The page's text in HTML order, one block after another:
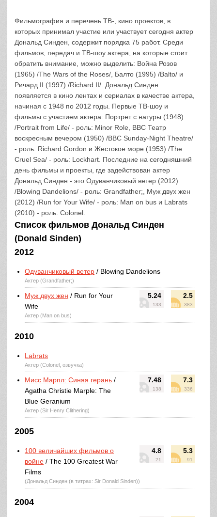
Фильмография и перечень ТВ-, кино проектов, в
которых принимал участие или участвует сегодня актер
Дональд Синден, содержит порядка 75 работ. Среди
фильмов, передач и ТВ-шоу актера, на которые стоит
обратить внимание, можно выделить: Война Розов
(1965) /The Wars of the Roses/, Балто (1995) /Balto/ и
Ричард II (1997) /Richard II/. Дональд Синден
появляется в кино лентах и сериалах в качестве актера,
начиная с 1948 по 2012 годы. Первые ТВ-шоу и
фильмы с участием актера: Портрет с натуры (1948)
/Portrait from Life/ - роль: Minor Role, BBC Театр
воскресным вечером (1950) /BBC Sunday-Night Theatre/
- роль: Richard Gordon и Жестокое море (1953) /The
Cruel Sea/ - роль: Lockhart. Последние на сегодняшний
день фильмы и проекты, где задействован актер
Дональд Синден - это Одуванчиковый ветер (2012)
/Blowing Dandelions/ - роль: Grandfather;, Муж двух жен
(2012) /Run for Your Wife/ - роль: Man on bus и Labrats
(2010) - роль: Colonel.
Список фильмов Дональд Синден
(Donald Sinden)
2012
Одуванчиковый ветер / Blowing Dandelions
Актер (Grandfather;)
5.24
133
2.5
383
Муж двух жен / Run for Your
Wife
Актер (Man on bus)
2010
Labrats
Актер (Colonel, озвучка)
7.48
138
7.3
336
Мисс Марпл: Синяя герань /
Agatha Christie Marple: The
Blue Geranium
Актер (Sir Henry Clithering)
2005
4.8
21
5.3
91
100 величайших фильмов о
войне / The 100 Greatest War
Films
(Дональд Синден (в титрах: Sir Donald Sinden))
2004